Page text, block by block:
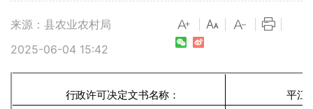
来源：县农业农村局
2025-06-04 15:42
行政许可决定文书名称： 平江